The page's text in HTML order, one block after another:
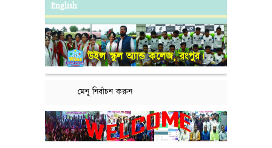
English
উইন্স স্কুল অ্যান্ড কলেজ, রংপুর।
মেনু নির্বাচন করুন